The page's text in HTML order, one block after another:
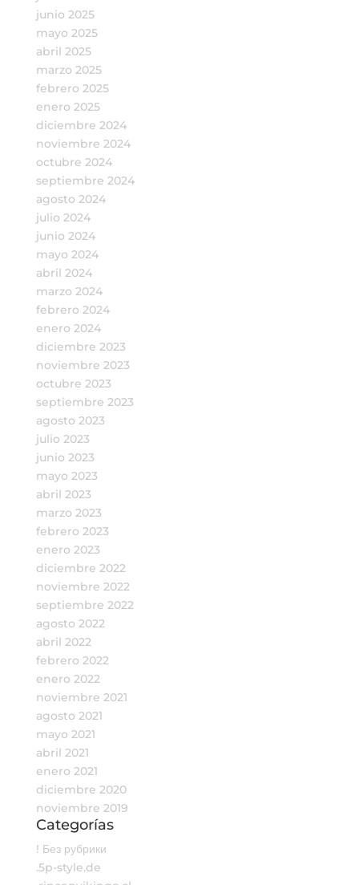
junio 2025
mayo 2025
abril 2025
marzo 2025
febrero 2025
enero 2025
diciembre 2024
noviembre 2024
octubre 2024
septiembre 2024
agosto 2024
julio 2024
junio 2024
mayo 2024
abril 2024
marzo 2024
febrero 2024
enero 2024
diciembre 2023
noviembre 2023
octubre 2023
septiembre 2023
agosto 2023
julio 2023
junio 2023
mayo 2023
abril 2023
marzo 2023
febrero 2023
enero 2023
diciembre 2022
noviembre 2022
septiembre 2022
agosto 2022
abril 2022
febrero 2022
enero 2022
noviembre 2021
agosto 2021
mayo 2021
abril 2021
enero 2021
diciembre 2020
noviembre 2019
Categorías
! Без рубрики
.5p-style.de